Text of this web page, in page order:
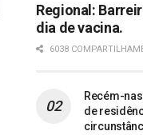
Regional:
dia de vacina.
6038
Recém-
de